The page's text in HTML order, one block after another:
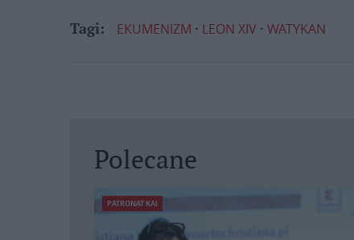
Tagi: EKUMENIZM LEON XIV WATYKAN
Polecane
PATRONAT KAI